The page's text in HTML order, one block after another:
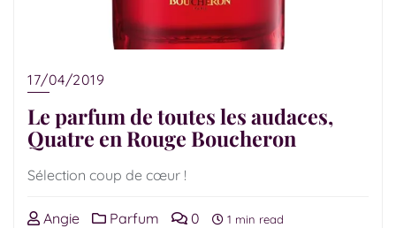
17/04/2019
Le parfum de toutes les audaces,
Quatre en Rouge Boucheron
Sélection coup de cœur !
Angie Parfum 0 1 min read